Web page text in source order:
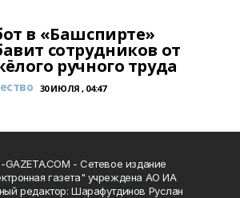
в «Башспирте»
сотрудников от
ручного труда
30 ИЮЛЯ , 04:47
- Сетевое издание
газета" учреждена АО ИА
редактор: Шарафутдинов Руслан